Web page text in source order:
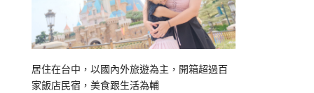
居住在台中，以國內外旅遊為主，開箱超過百
家飯店民宿，美食跟生活為輔